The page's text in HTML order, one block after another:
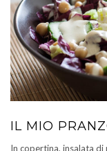
IL MIO
In copertina, insalata di